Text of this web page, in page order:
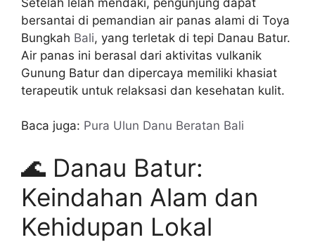
bersantai di pemandian air panas alami di Toya
Bungkah Bali, yang terletak di tepi Danau Batur.
Air panas ini berasal dari aktivitas vulkanik
Gunung Batur dan dipercaya memiliki khasiat
terapeutik untuk relaksasi dan kesehatan kulit.
Baca juga: Pura Ulun Danu Beratan Bali
🌊 Danau Batur:
Keindahan Alam dan
Kehidupan Lokal